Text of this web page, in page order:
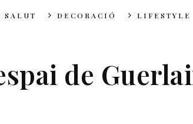
DECORACIÓ LIFESTYLE
de